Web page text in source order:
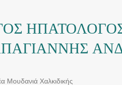
Μουδανιά Χαλκιδικής